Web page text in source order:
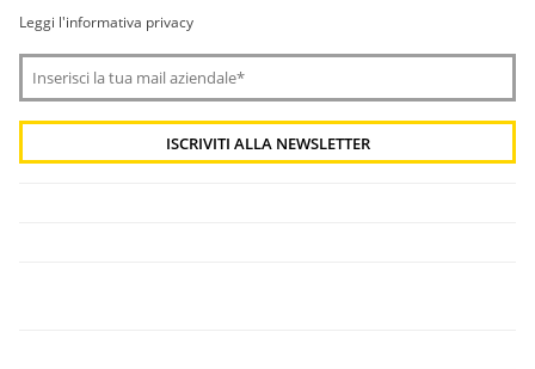
Leggi l'informativa privacy